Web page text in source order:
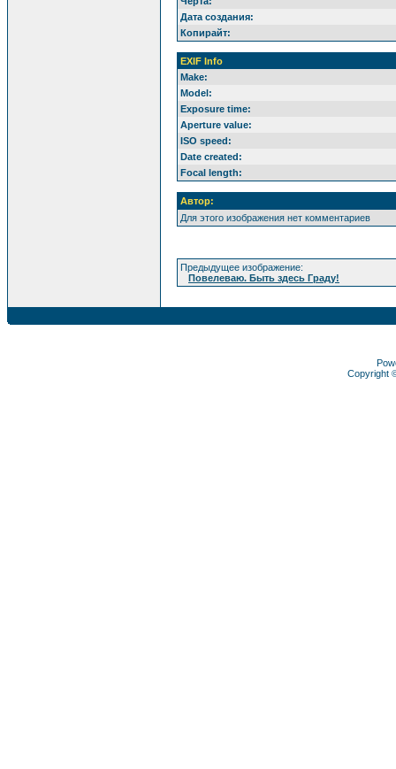
Дата создания:
Копирайт:
EXIF Info
Make:
Model:
Exposure time:
Aperture value:
ISO speed:
Date created:
Focal length:
Автор:
Для этого изображения нет комментариев
Предыдущее изображение:
Повелеваю. Быть здесь Граду!
Copyright